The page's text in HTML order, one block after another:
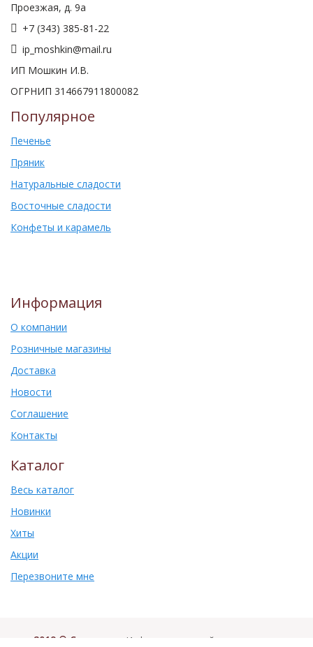
Проезжая, д. 9а
+7 (343) 385-81-22
ip_moshkin@mail.ru
ИП Мошкин И.В.
ОГРНИП 314667911800082
Популярное
Печенье
Пряник
Натуральные сладости
Восточные сладости
Конфеты и карамель
Информация
О компании
Розничные магазины
Доставка
Новости
Соглашение
Контакты
Каталог
Весь каталог
Новинки
Хиты
Акции
Перезвоните мне
2019 © Самоваръ . Информация на сайте не является